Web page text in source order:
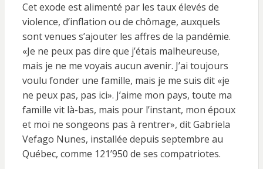
Cet exode est alimenté par les taux élevés de
violence, d’inflation ou de chômage, auxquels
sont venues s’ajouter les affres de la pandémie.
«Je ne peux pas dire que j’étais malheureuse,
mais je ne me voyais aucun avenir. J’ai toujours
voulu fonder une famille, mais je me suis dit «je
ne peux pas, pas ici». J’aime mon pays, toute ma
famille vit là-bas, mais pour l’instant, mon époux
et moi ne songeons pas à rentrer», dit Gabriela
Vefago Nunes, installée depuis septembre au
Québec, comme 121’950 de ses compatriotes.